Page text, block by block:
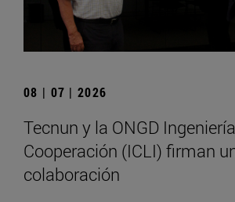
08 | 07 | 2026
Tecnun y la ONGD
Cooperación (ICLI) firman
colaboración